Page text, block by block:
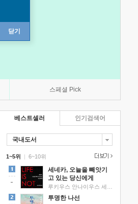
닫기
스페셜 Pick
베스트셀러
국내도서
1~5위 |
세네카, 오늘을 빼앗기
고 있는 당신에게
투명한 나선
6~10위
인기검색어